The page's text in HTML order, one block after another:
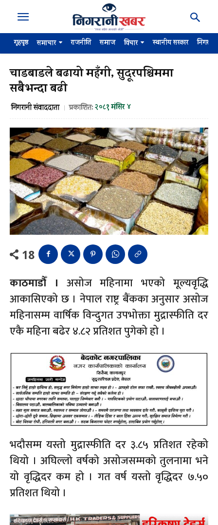
गृहपृष्ठ समाचार राजनीति समाज विचार स्थानीय सरकार
चाडबाडले बढायो महँगी, सुदूरपश्चिममा
सबैभन्दा बढी
निगरानी संवाददाता प्रकाशित:२०८१ मंसिर ४
18
काठमाडौँ । असोज महिनामा भएको मूल्यवृद्धि
आकासिएको छ । नेपाल राष्ट्र बैंकका अनुसार असोज
महिनासम्म वार्षिक विन्दुगत उपभोक्ता मुद्रास्फीति दर
एकै महिना बढेर ४.८२ प्रतिशत पुगेको हो ।
भदौसम्म यस्तो मुद्रास्फीति दर ३.८५ प्रतिशत रहेको
थियो । अघिल्लो वर्षको असोजसम्मको तुलनामा भने
यो वृद्धिदर कम हो । गत वर्ष यस्तो वृद्धिदर ७.५०
प्रतिशत थियो ।